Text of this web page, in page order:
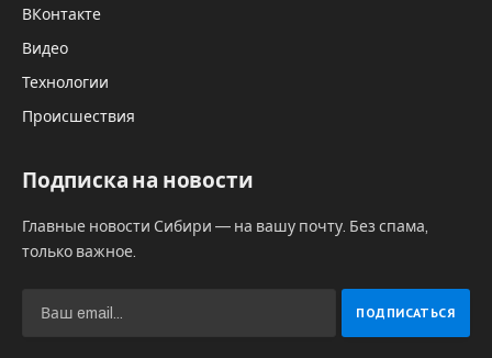
Горно-Алтайска в Казань.
По данным телеграм-канала “Авиаторщина”,
воздушное судно без проблем поднялось в
самолёт прошёл контрольную точку
новосибирского диспетчерского центра, о чём
экипаж доложил диспетчеру. Последний в
ответ поручил доложить и о прохождении
следующей точки, однако когда лайнер
прошёл границы секторов РДЦ этого не